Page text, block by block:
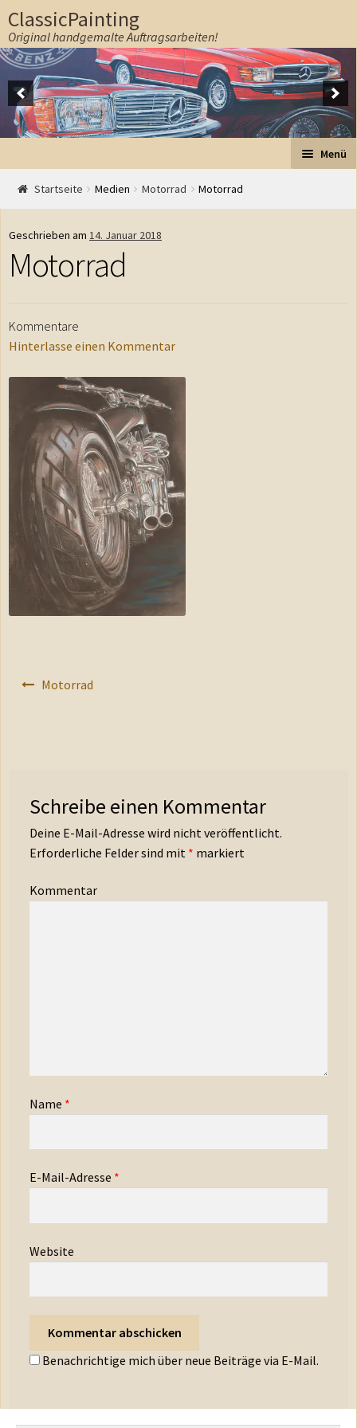
ClassicPainting
Original handgemalte Auftragsarbeiten!
Menü
Start
Auftrag
Preise
Warenkorb
Kasse
AGB
Impressum
Kontakt
Datenschutzerklärung
Startseite Medien Motorrad Motorrad
Geschrieben am 14. Januar 2018
Motorrad
Kommentare
Hinterlasse einen Kommentar
Beitragsnavigation
Motorrad
Schreibe einen Kommentar
Deine E-Mail-Adresse wird nicht veröffentlicht.
Erforderliche Felder sind mit * markiert
Kommentar
Name *
E-Mail-Adresse *
Website
Benachrichtige mich über neue Beiträge via E-Mail.